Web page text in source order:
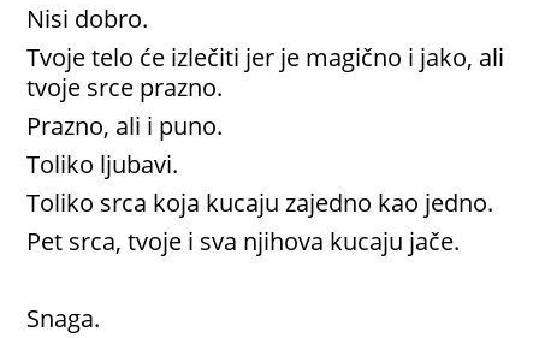
Nisi dobro.
Tvoje telo će izlečiti jer je magično i jako, ali
tvoje srce prazno.
Prazno, ali i puno.
Toliko ljubavi.
Toliko srca koja kucaju zajedno kao jedno.
Pet srca, tvoje i sva njihova kucaju jače.
Snaga.